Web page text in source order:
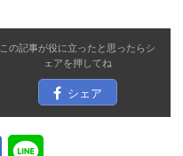
この記事が役に立ったと思ったらシ
ェアを押してね
シェア